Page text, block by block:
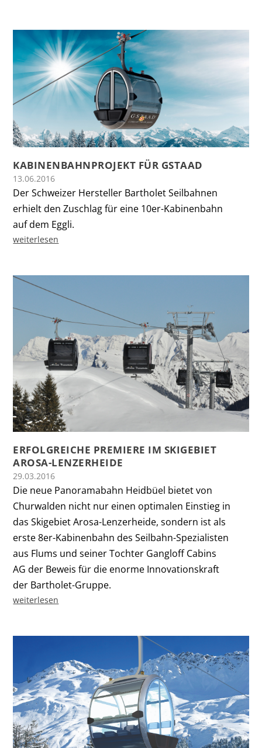
KABINENBAHNPROJEKT FÜR GSTAAD
13.06.2016
Der Schweizer Hersteller Bartholet Seilbahnen
erhielt den Zuschlag für eine 10er-Kabinenbahn
auf dem Eggli.
weiterlesen
ERFOLGREICHE PREMIERE IM SKIGEBIET
AROSA-LENZERHEIDE
29.03.2016
Die neue Panoramabahn Heidbüel bietet von
Churwalden nicht nur einen optimalen Einstieg in
das Skigebiet Arosa-Lenzerheide, sondern ist als
erste 8er-Kabinenbahn des Seilbahn-Spezialisten
aus Flums und seiner Tochter Gangloff Cabins
AG der Beweis für die enorme Innovationskraft
der Bartholet-Gruppe.
weiterlesen